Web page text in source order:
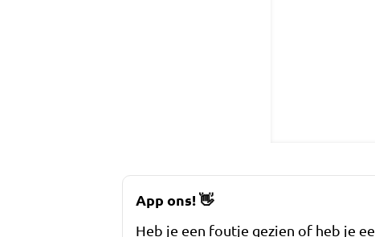
App ons!👋
Heb je een foutje gezien of heb je